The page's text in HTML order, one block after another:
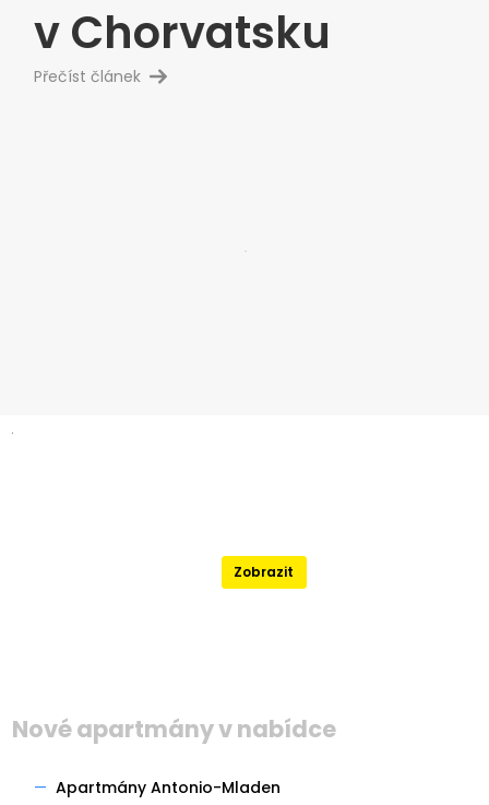
v Chorvatsku
Přečíst článek
Zobrazit
Nové apartmány v nabídce
— Apartmány Antonio-Mladen